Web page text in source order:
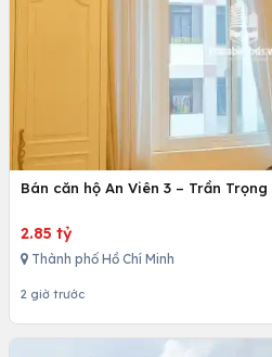
Bán căn hộ An Viên 3 – Trần Trọng
2.85 tỷ
Thành phố Hồ Chí Minh
2 giờ trước